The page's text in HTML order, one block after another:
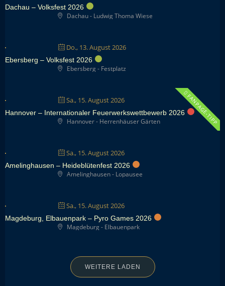
Dachau – Volksfest 2026
Dachau - Ludwig Thoma Wiese
Do., 13. August 2026
Ebersberg – Volksfest 2026
Ebersberg - Festplatz
Sa., 15. August 2026 FANPAGE-TIPP
Hannover – Internationaler Feuerwerkswettbewerb 2026
Hannover - Herrenhäuser Gärten
Sa., 15. August 2026
Amelinghausen – Heideblütenfest 2026
Amelinghausen - Lopausee
Sa., 15. August 2026
Magdeburg, Elbauenpark – Pyro Games 2026
Magdeburg - Elbauenpark
WEITERE LADEN